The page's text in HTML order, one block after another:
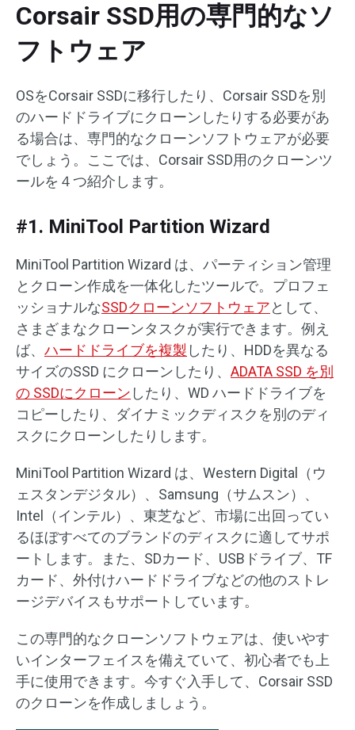
Corsair SSD用の専門的なソ
フトウェア
OSをCorsair SSDに移行したり、Corsair SSDを別
のハードドライブにクローンしたりする必要があ
る場合は、専門的なクローンソフトウェアが必要
でしょう。ここでは、Corsair SSD用のクローンツ
ールを４つ紹介します。
#1. MiniTool Partition Wizard
MiniTool Partition Wizard は、パーティション管理
とクローン作成を一体化したツールで。プロフェ
ッショナルなSSDクローンソフトウェアとして、
さまざまなクローンタスクが実行できます。例え
ば、 ハードドライブを複製 したり、HDDを異なる
サイズのSSD にクローンしたり、 ADATA SSD を別
の SSDにクローン したり、WD ハードドライブを
コピーしたり、ダイナミックディスクを別のディ
スクにクローンしたりします。
MiniTool Partition Wizard は、Western Digital（ウ
ェスタンデジタル）、Samsung（サムスン）、
Intel（インテル）、東芝など、市場に出回ってい
るほぼすべてのブランドのディスクに適してサポ
ートします。また、SDカード、USBドライブ、TF
カード、外付けハードドライブなどの他のストレ
ージデバイスもサポートしています。
この専門的なクローンソフトウェアは、使いやす
いインターフェイスを備えていて、初心者でも上
手に使用できます。今すぐ入手して、Corsair SSD
のクローンを作成しましょう。